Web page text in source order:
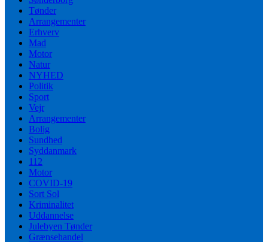
Tønder
Arrangementer
Erhverv
Mad
Motor
Natur
NYHED
Politik
Sport
Vejr
Arrangementer
Bolig
Sundhed
Syddanmark
112
Motor
COVID-19
Sort Sol
Kriminalitet
Uddannelse
Julebyen Tønder
Grænsehandel